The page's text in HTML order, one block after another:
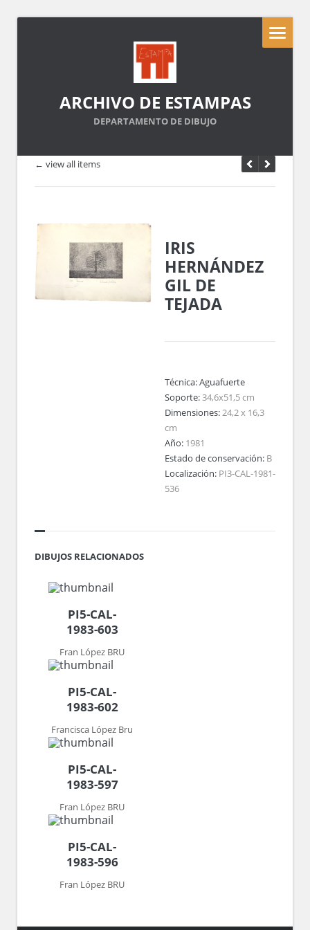
ARCHIVO DE ESTAMPAS
DEPARTAMENTO DE DIBUJO
← view all items
IRIS
HERNÁNDEZ
GIL DE
TEJADA
Técnica:Aguafuerte
Soporte:34,6x51,5 cm
Dimensiones:24,2 x 16,3
cm
Año: 1981
Estado de conservación: B
Localización: PI3-CAL-1981-
536
DIBUJOS RELACIONADOS
PI5-CAL-
1983-603
Fran López BRU
PI5-CAL-
1983-602
Francisca López Bru
PI5-CAL-
1983-597
Fran López BRU
PI5-CAL-
1983-596
Fran López BRU